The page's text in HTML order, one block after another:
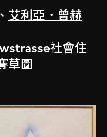
、 艾利亞．曾赫
社會住
草圖